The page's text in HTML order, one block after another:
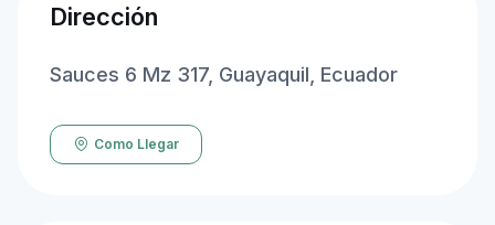
Dirección
Sauces 6 Mz 317, Guayaquil, Ecuador
Como Llegar